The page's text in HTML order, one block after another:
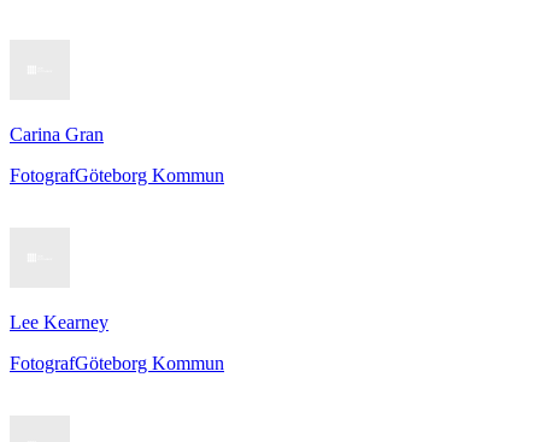
Carina Gran
FotografGöteborg Kommun
Lee Kearney
FotografGöteborg Kommun